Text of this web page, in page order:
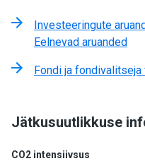
Investeeringute
Eelnevad aruanded
Fondi ja fondivalitseja
Jätkusuutlikkuse
CO2 intensiivsus